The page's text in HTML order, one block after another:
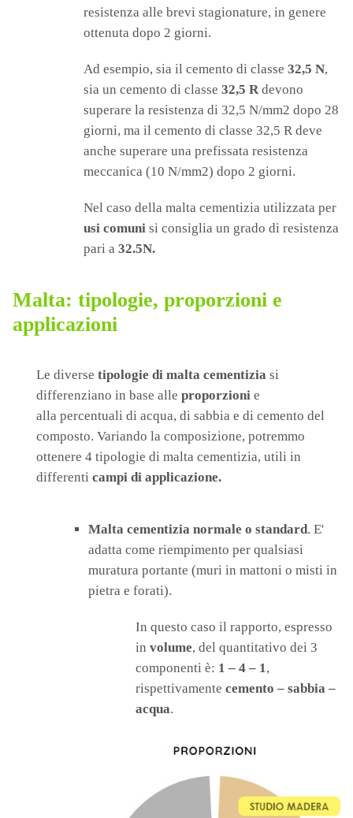
resistenza alle brevi stagionature, in genere
ottenuta dopo 2 giorni.
Ad esempio, sia il cemento di classe 32,5 N,
sia un cemento di classe 32,5 R devono
superare la resistenza di 32,5 N/mm2 dopo 28
giorni, ma il cemento di classe 32,5 R deve
anche superare una prefissata resistenza
meccanica (10 N/mm2) dopo 2 giorni.
Nel caso della malta cementizia utilizzata per
usi comuni si consiglia un grado di resistenza
pari a 32.5N.
Malta: tipologie, proporzioni e
applicazioni
Le diverse tipologie di malta cementizia si
differenziano in base alle proporzioni e
alla percentuali di acqua, di sabbia e di cemento del
composto. Variando la composizione, potremmo
ottenere 4 tipologie di malta cementizia, utili in
differenti campi di applicazione.
Malta cementizia normale o standard. E'
adatta come riempimento per qualsiasi
muratura portante (muri in mattoni o misti in
pietra e forati).
In questo caso il rapporto, espresso
in volume, del quantitativo dei 3
componenti è: 1 – 4 – 1 ,
rispettivamente cemento – sabbia –
acqua.